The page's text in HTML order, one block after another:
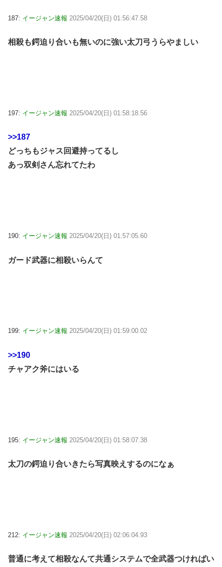
187: イージャン速報 2025/04/20(日) 01:56:47.58
相殺も鍔迫り合いも無いのに強い太刀弓うらやましい
197: イージャン速報 2025/04/20(日) 01:58:18.56
>>187
どっちもジャス回避持ってるし
あっ双剣さん忘れてたわ
190: イージャン速報 2025/04/20(日) 01:57:05.60
ガード武器に相殺いらんて
199: イージャン速報 2025/04/20(日) 01:59:00.02
>>190
チャアク斧にはいる
195: イージャン速報 2025/04/20(日) 01:58:07.38
太刀の鍔迫り合いきたら写真映えするのになぁ
212: イージャン速報 2025/04/20(日) 02:06:04.93
普通に考えて相殺なんて共通システムで全武器つければい